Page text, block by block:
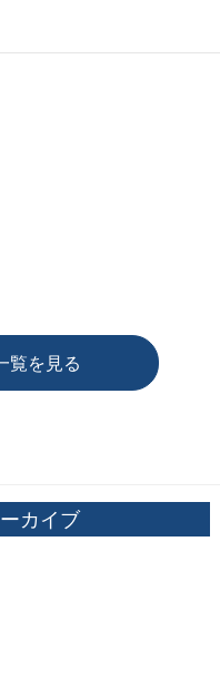
談可能
覧を見る
カイブ